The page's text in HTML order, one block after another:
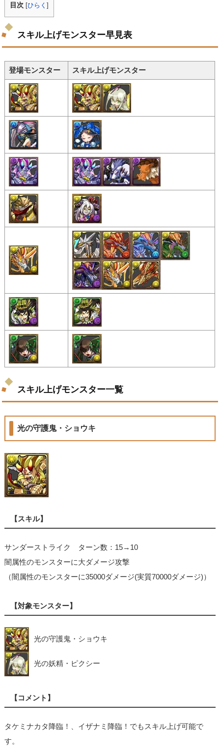
目次 [ひらく]
スキル上げモンスター早見表
登場モンスター スキル上げモンスター
スキル上げモンスター一覧
光の守護鬼・ショウキ
【スキル】
サンダーストライク ターン数：15→10
闇属性のモンスターに大ダメージ攻撃
（闇属性のモンスターに35000ダメージ(実質70000ダメージ)）
【対象モンスター】
光の守護鬼・ショウキ
光の妖精・ピクシー
【コメント】
タケミナカタ降臨！、イザナミ降臨！でもスキル上げ可能で
す。